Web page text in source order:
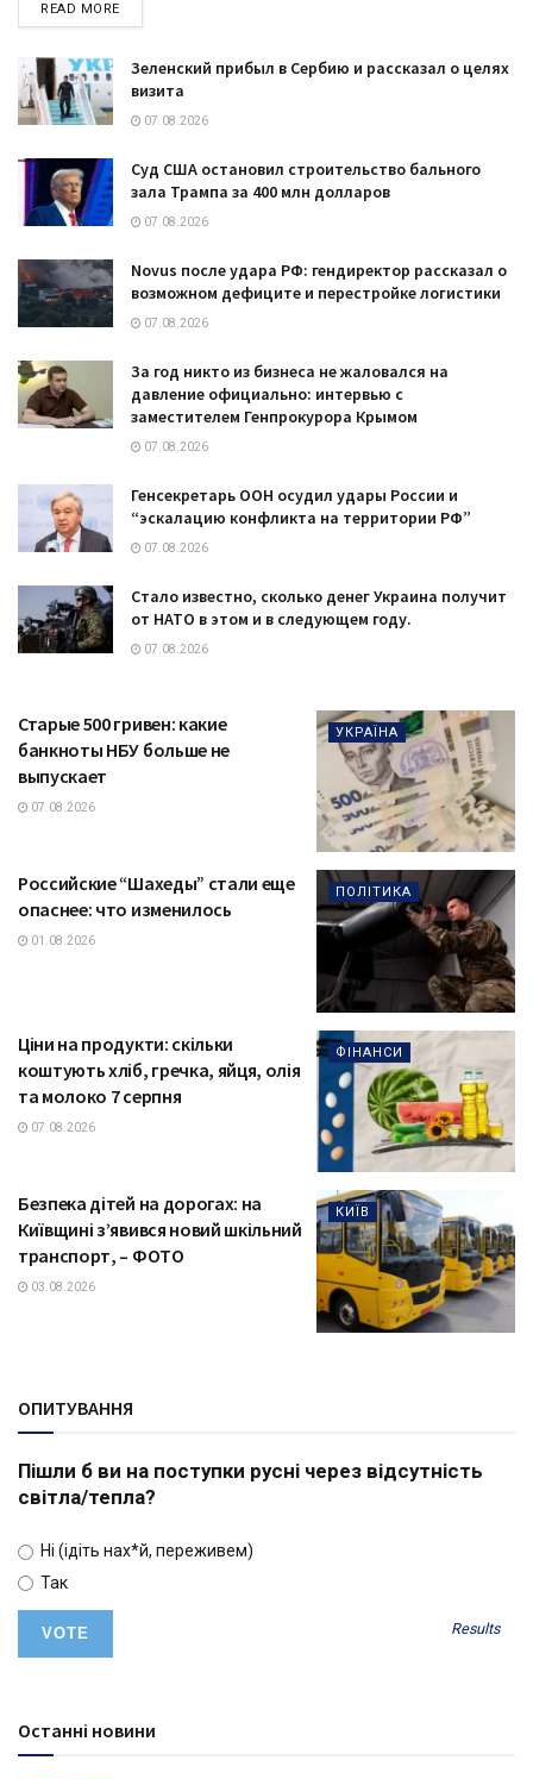
READ MOREDETAILS
Зеленский прибыл в Сербию и рассказал о целях
визита
07.08.2026
Суд США остановил строительство бального
зала Трампа за 400 млн долларов
07.08.2026
Novus после удара РФ: гендиректор рассказал о
возможном дефиците и перестройке логистики
07.08.2026
За год никто из бизнеса не жаловался на
давление официально: интервью с
заместителем Генпрокурора Крымом
07.08.2026
Генсекретарь ООН осудил удары России и
“эскалацию конфликта на территории РФ”
07.08.2026
Стало известно, сколько денег Украина получит
от НАТО в этом и в следующем году.
07.08.2026
УКРАЇНА
Старые 500 гривен: какие
банкноты НБУ больше не
выпускает
07.08.2026
ПОЛІТИКА
Российские “Шахеды” стали еще
опаснее: что изменилось
01.08.2026
ФІНАНСИ
Ціни на продукти: скільки
коштують хліб, гречка, яйця, олія
та молоко 7 серпня
07.08.2026
КИЇВ
Безпека дітей на дорогах: на
Київщині з’явився новий шкільний
транспорт, – ФОТО
03.08.2026
ОПИТУВАННЯ
Пішли б ви на поступки русні через відсутність
світла/тепла?
Ні (ідіть нах*й, переживем)
Так
Results
Останні новини